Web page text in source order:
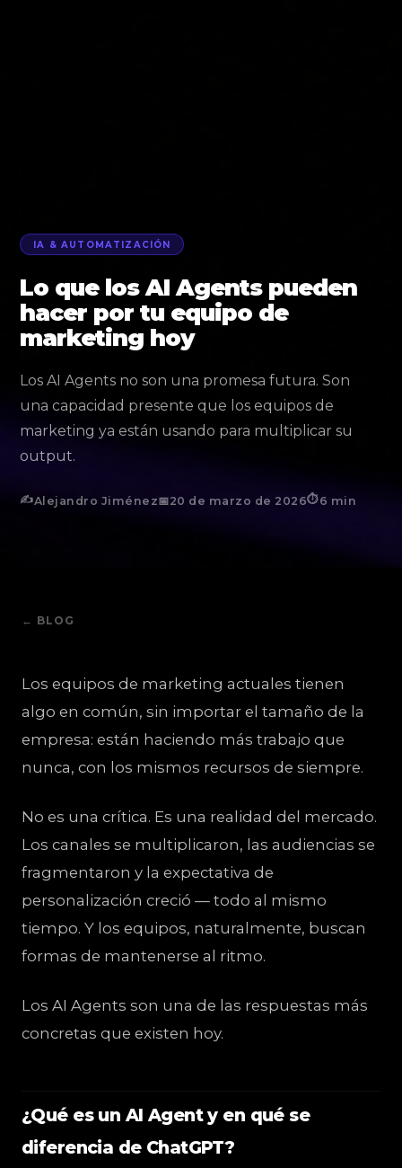
IA & AUTOMATIZACIÓN
Lo que los AI Agents pueden
hacer por tu equipo de
marketing hoy
Los AI Agents no son una promesa futura. Son
una capacidad presente que los equipos de
marketing ya están usando para multiplicar su
output.
✍️Alejandro Jiménez📅20 de marzo de 2026⏱6 min
← BLOG
Los equipos de marketing actuales tienen
algo en común, sin importar el tamaño de la
empresa: están haciendo más trabajo que
nunca, con los mismos recursos de siempre.
No es una crítica. Es una realidad del mercado.
Los canales se multiplicaron, las audiencias se
fragmentaron y la expectativa de
personalización creció — todo al mismo
tiempo. Y los equipos, naturalmente, buscan
formas de mantenerse al ritmo.
Los AI Agents son una de las respuestas más
concretas que existen hoy.
¿Qué es un AI Agent y en qué se
diferencia de ChatGPT?